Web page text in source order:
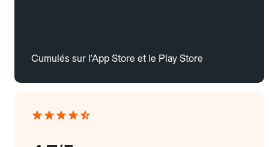
Cumulés sur l'App Store et le Play Store